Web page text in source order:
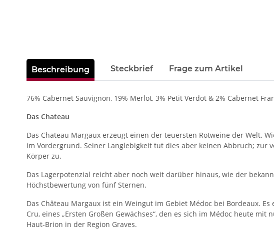
weitere Registerkarten anzeigen
Beschreibung Steckbrief Frage zum Artikel
76% Cabernet Sauvignon, 19% Merlot, 3% Petit Verdot & 2% Cabernet
Das Chateau
Das Chateau Margaux erzeugt einen der teuersten Rotweine der Welt.
im Vordergrund. Seiner Langlebigkeit tut dies aber keinen Abbruch; zur
Körper zu.
Das Lagerpotenzial reicht aber noch weit darüber hinaus, wie der
Höchstbewertung von fünf Sternen.
Das Château Margaux ist ein Weingut im Gebiet Médoc bei Bordeaux.
Cru, eines „Ersten Großen Gewächses“, den es sich im Médoc heute
Haut-Brion in der Region Graves.